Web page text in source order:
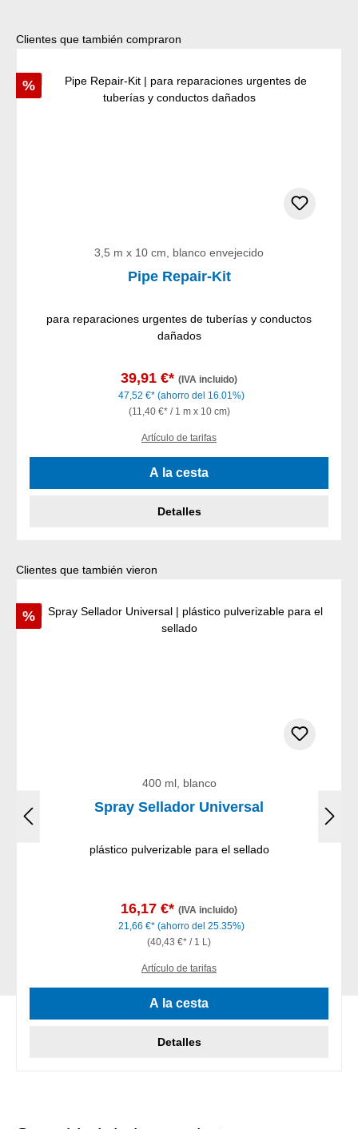
Omitir la galería de productos
Clientes que también compraron
Descuento
%
3,5 m x 10 cm, blanco envejecido
Pipe Repair-Kit
para reparaciones urgentes de tuberías y conductos
dañados
39,91 €* (IVA incluido)
47,52 €* (ahorro del 16.01%)
(11,40 €* / 1 m x 10 cm)
Artículo de tarifas
A la cesta
Detalles
Omitir la galería de productos
Clientes que también vieron
Descuento
%
400 ml, blanco
Spray Sellador Universal
plástico pulverizable para el sellado
16,17 €* (IVA incluido)
21,66 €* (ahorro del 25.35%)
(40,43 €* / 1 L)
Artículo de tarifas
A la cesta
Detalles